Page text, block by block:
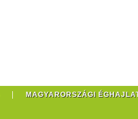
MAGYARORSZÁGI